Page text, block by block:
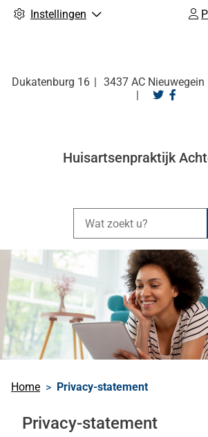
Instellingen
Dukatenburg 16 3437 AC Nieuwegein
Bezoek
Huisartsenpraktijk
Home Privacy-statement
Privacy-statement